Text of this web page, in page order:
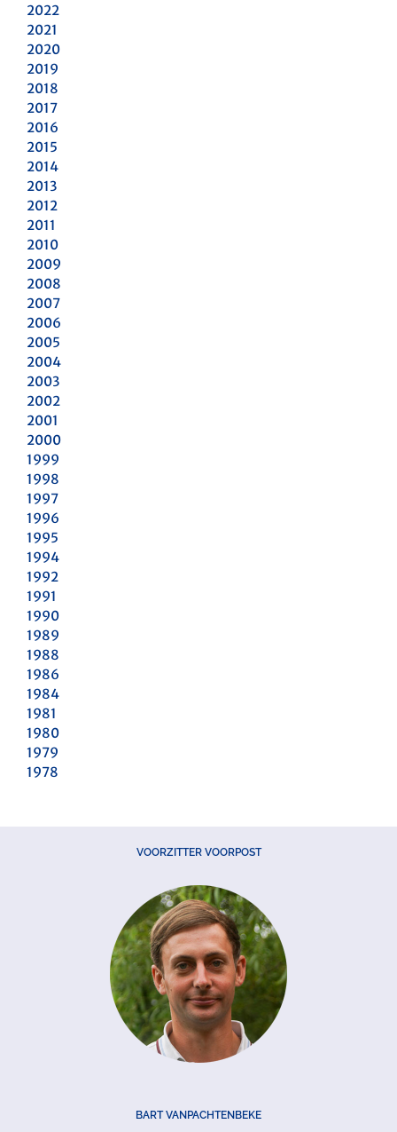
2022
2021
2020
2019
2018
2017
2016
2015
2014
2013
2012
2011
2010
2009
2008
2007
2006
2005
2004
2003
2002
2001
2000
1999
1998
1997
1996
1995
1994
1992
1991
1990
1989
1988
1986
1984
1981
1980
1979
1978
VOORZITTER VOORPOST
BART VANPACHTENBEKE